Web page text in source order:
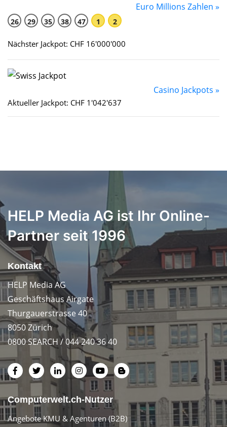
Euro Millions Zahlen »
26 29 35 38 47 1 2
Nächster Jackpot: CHF 16'000'000
Casino Jackpots »
Aktueller Jackpot: CHF 1'042'637
HELP Media AG ist Ihr Online-
Partner seit 1996
Kontakt
HELP Media AG
Geschäftshaus Airgate
Thurgauerstrasse 40
8050 Zürich
0800 SEARCH / 044 240 36 40
Computerwelt.ch-Nutzer
Angebote KMU & Agenturen (B2B)